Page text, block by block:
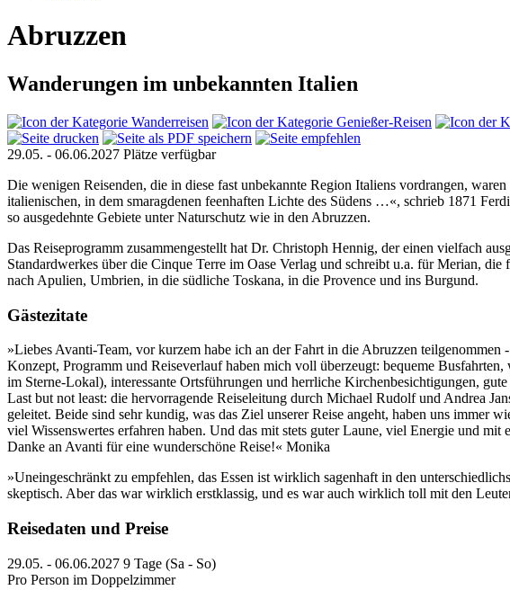
Abruzzen
Wanderungen im unbekannten Italien
29.05. - 06.06.2027 Plätze verfügbar
Die wenigen Reisenden, die in diese fast unbekannte Region Italiens vordrangen,
italienischen, in dem smaragdenen feenhaften Lichte des Südens …«, schrieb 1871
so ausgedehnte Gebiete unter Naturschutz wie in den Abruzzen.
Das Reiseprogramm zusammengestellt hat Dr. Christoph Hennig, der einen vielfach
Standardwerkes über die Cinque Terre im Oase Verlag und schreibt u.a. für Merian,
nach Apulien, Umbrien, in die südliche Toskana, in die Provence und ins Burgund.
Gästezitate
»Liebes Avanti-Team, vor kurzem habe ich an der Fahrt in die Abruzzen
Konzept, Programm und Reiseverlauf haben mich voll überzeugt: bequeme
im Sterne-Lokal), interessante Ortsführungen und herrliche Kirchenbesichtigungen,
Last but not least: die hervorragende Reiseleitung durch Michael Rudolf und Andrea
geleitet. Beide sind sehr kundig, was das Ziel unserer Reise angeht, haben uns immer
viel Wissenswertes erfahren haben. Und das mit stets guter Laune, viel Energie und
Danke an Avanti für eine wunderschöne Reise!« Monika
»Uneingeschränkt zu empfehlen, das Essen ist wirklich sagenhaft in den
skeptisch. Aber das war wirklich erstklassig, und es war auch wirklich toll mit den
Reisedaten und Preise
29.05. - 06.06.2027 9 Tage (Sa - So)
Pro Person im Doppelzimmer